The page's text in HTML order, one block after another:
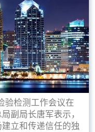
验检测工作会议在
副局长唐军表示，
立和传递信任的独